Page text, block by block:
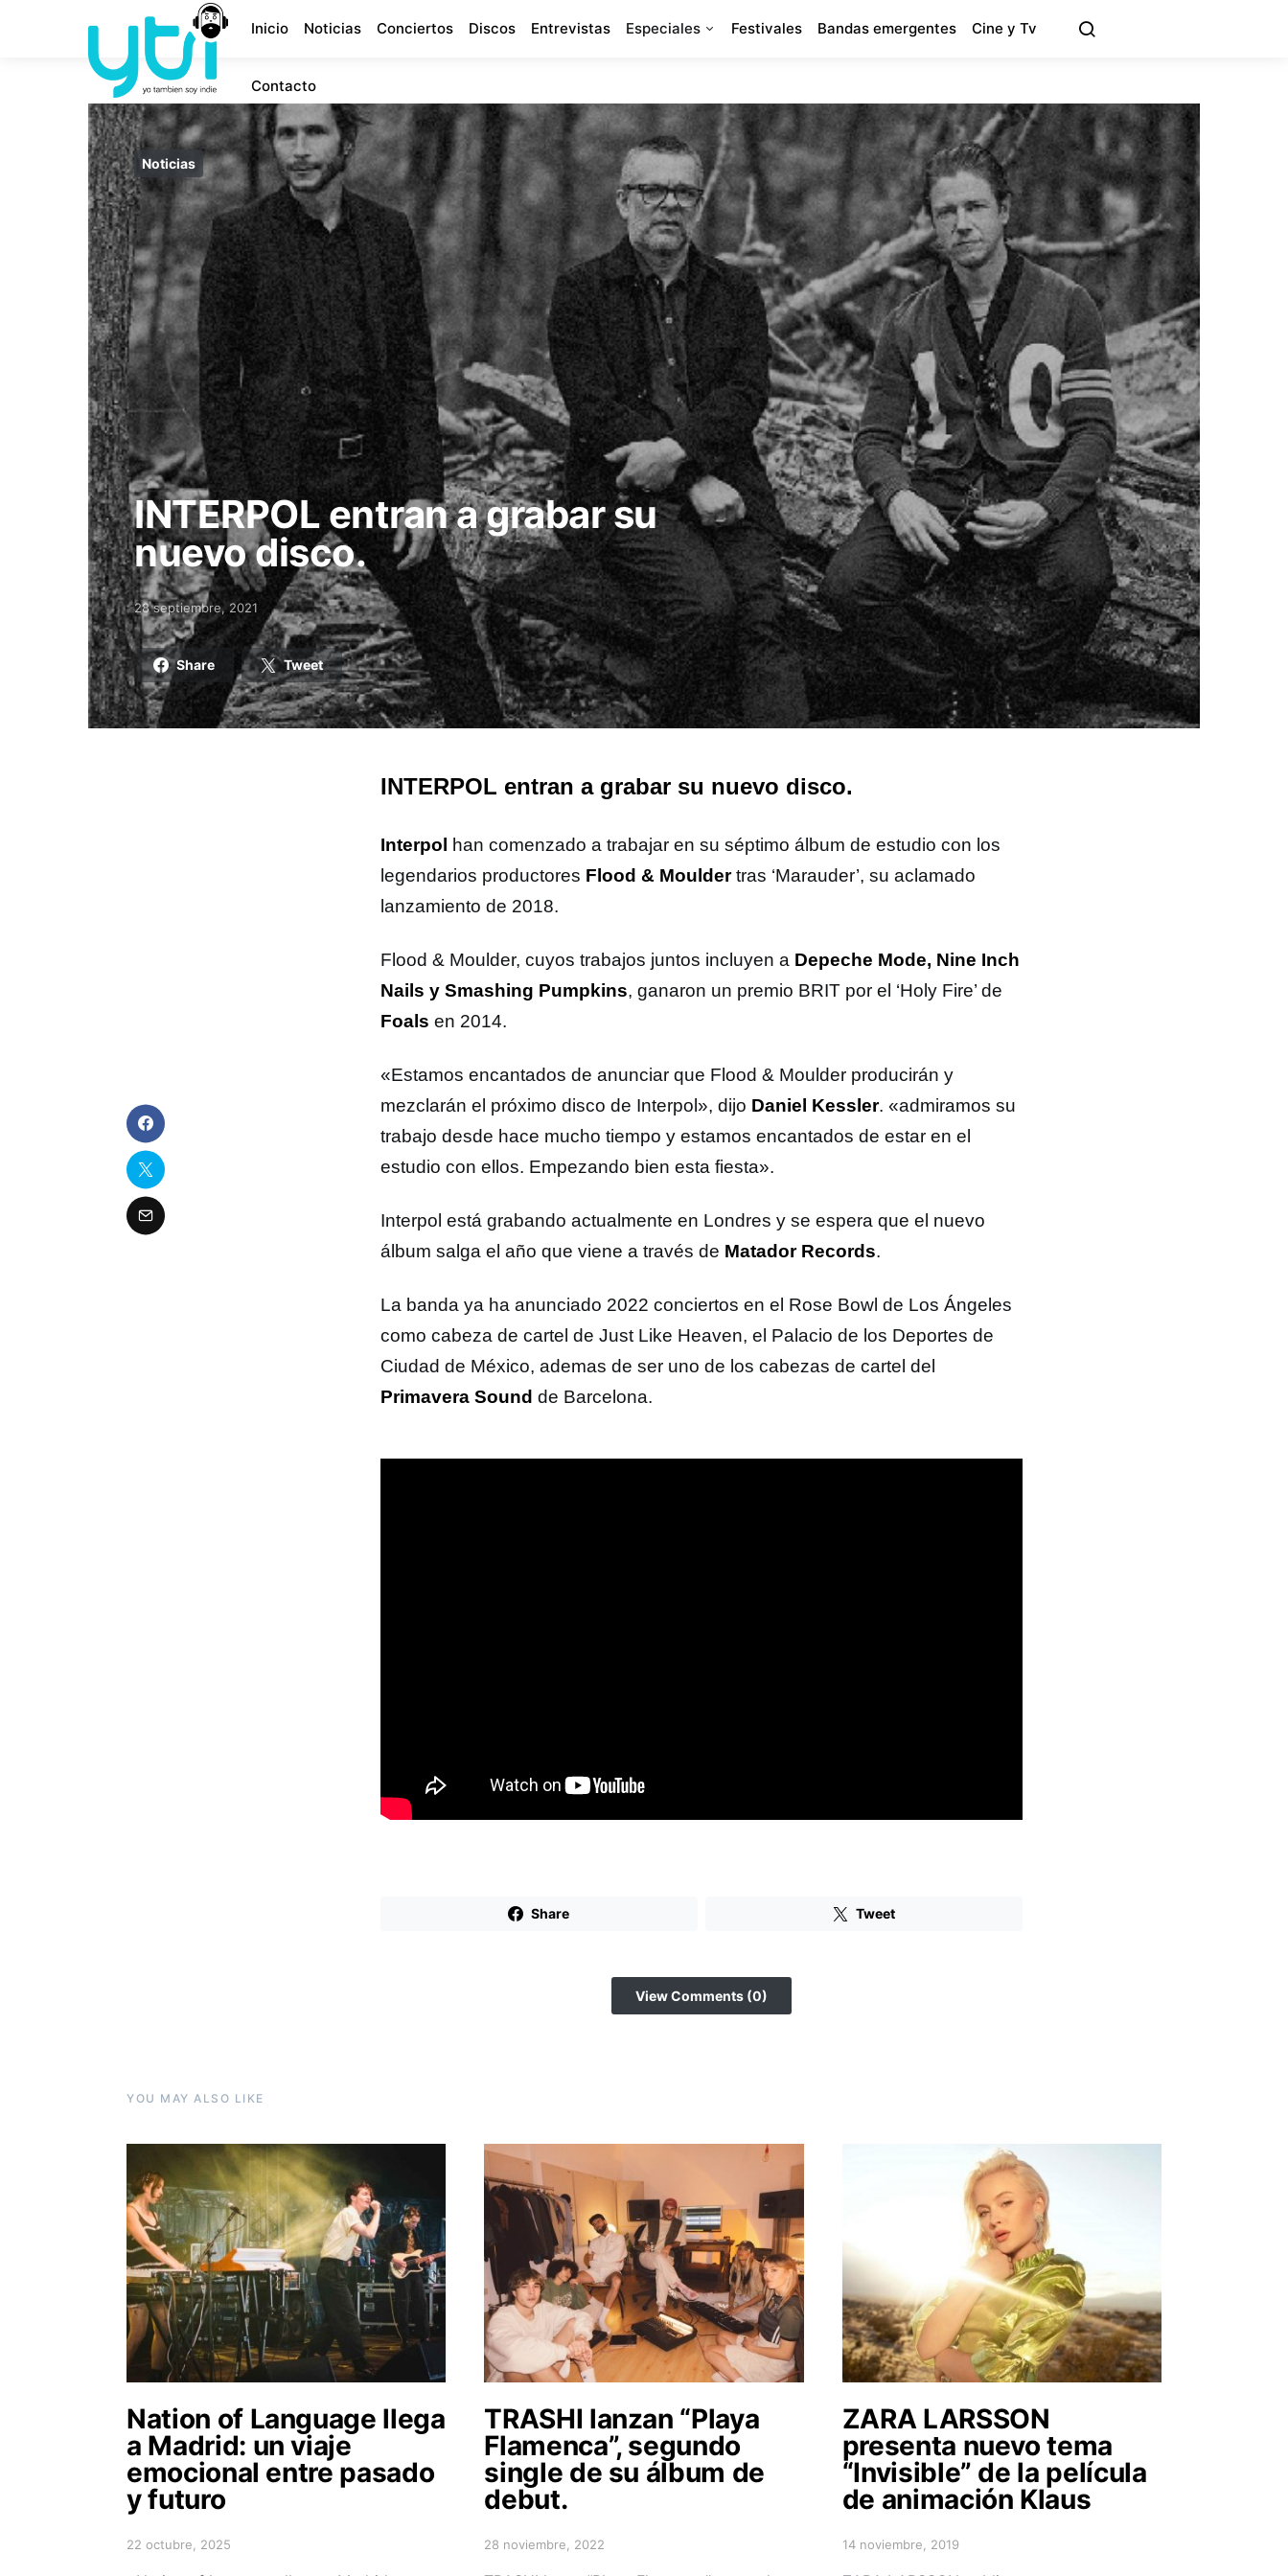
Inicio Noticias Conciertos Discos Entrevistas Especiales Festivales Bandas emergentes Cine y Tv
Contacto
Noticias
INTERPOL entran a grabar su
nuevo disco.
Posted on
28 septiembre, 2021
Share Tweet
INTERPOL entran a grabar su nuevo disco.
Interpol
han comenzado a trabajar en su séptimo álbum de estudio con los
legendarios productores Flood & Mouldertras ‘Marauder’, su aclamado
lanzamiento de 2018.
Flood & Moulder, cuyos trabajos juntos incluyen a Depeche Mode, Nine Inch
Nails y Smashing Pumpkins, ganaron un premio BRIT por el ‘Holy Fire’ de
Foals en 2014.
«Estamos encantados de anunciar que Flood & Moulder producirán y
mezclarán el próximo disco de Interpol», dijo Daniel Kessler. «admiramos su
trabajo desde hace mucho tiempo y estamos encantados de estar en el
estudio con ellos. Empezando bien esta fiesta».
Interpol está grabando actualmente en Londres y se espera que el nuevo
álbum salga el año que viene a través de Matador Records.
La banda ya ha anunciado 2022 conciertos en el Rose Bowl de Los Ángeles
como cabeza de cartel de Just Like Heaven, el Palacio de los Deportes de
Ciudad de México, ademas de ser uno de los cabezas de cartel del
Primavera Sound de Barcelona.
Share Tweet
View Comments (0)
YOU MAY ALSO LIKE
Nation of Language llega
a Madrid: un viaje
emocional entre pasado
y futuro
Posted on
22 octubre, 2025
TRASHI lanzan “Playa
Flamenca”, segundo
single de su álbum de
debut.
Posted on
28 noviembre, 2022
ZARA LARSSON
presenta nuevo tema
“Invisible” de la película
de animación Klaus
Posted on
14 noviembre, 2019